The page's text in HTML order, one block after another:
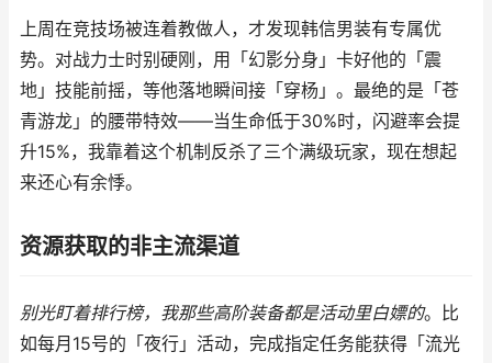
上周在竞技场被连着教做人，才发现韩信男装有专属优
势。对战力士时别硬刚，用「幻影分身」卡好他的「震
地」技能前摇，等他落地瞬间接「穿杨」。最绝的是「苍
青游龙」的腰带特效——当生命低于30%时，闪避率会提
升15%，我靠着这个机制反杀了三个满级玩家，现在想起
来还心有余悸。
资源获取的非主流渠道
别光盯着排行榜，我那些高阶装备都是活动里白嫖的。比
如每月15号的「夜行」活动，完成指定任务能获得「流光